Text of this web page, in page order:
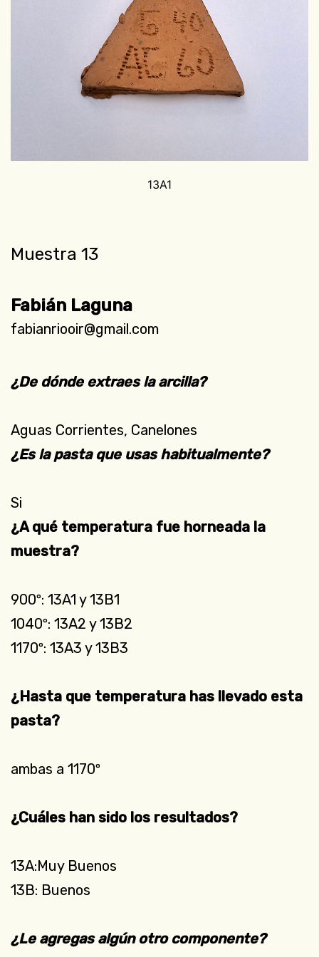
13A1
Muestra 13
Fabián Laguna
fabianriooir@gmail.com
¿De dónde extraes la arcilla?
Aguas Corrientes, Canelones
¿Es la pasta que usas habitualmente?
Si
¿A qué temperatura fue horneada la
muestra?
900º: 13A1 y 13B1
1040º: 13A2 y 13B2
1170º: 13A3 y 13B3
¿Hasta que temperatura has llevado esta
pasta?
ambas a 1170º
¿Cuáles han sido los resultados?
13A:Muy Buenos
13B: Buenos
¿Le agregas algún otro componente?